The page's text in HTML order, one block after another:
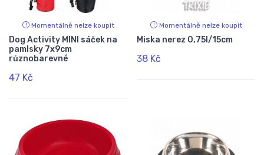
Momentálně nelze koupit
Dog Activity MINI sáček na
pamlsky 7x9cm
různobarevné
47 Kč
Momentálně nelze koupit
Miska nerez 0,75l/15cm
38 Kč